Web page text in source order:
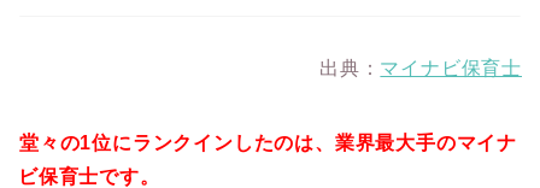
出典： マイナビ保育士
堂々の1位にランクインしたのは、業界最大手のマイナ
ビ保育士です。